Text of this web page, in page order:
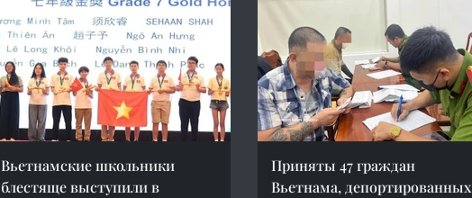
Вьетнамские школьники
блестяще выступили в
Приняты 47 граждан
Вьетнама, депортированных